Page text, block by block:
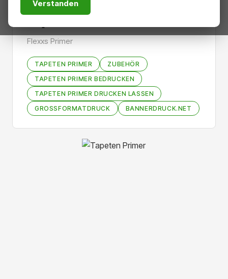
Tapeten Primer
Flexxs Primer
TAPETEN PRIMER
ZUBEHÖR
TAPETEN PRIMER BEDRUCKEN
TAPETEN PRIMER DRUCKEN LASSEN
GROSSFORMATDRUCK
BANNERDRUCK.NET
Bildergalerie überspringen
Verstanden